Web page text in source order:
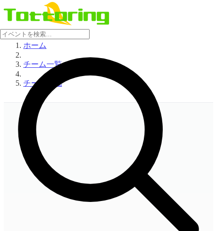
ホーム
チーム一覧
チーム詳細